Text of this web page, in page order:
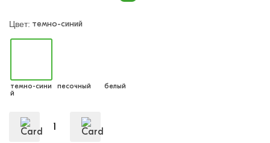
Цвет: темно-синий
темно-сини
й
песочный белый